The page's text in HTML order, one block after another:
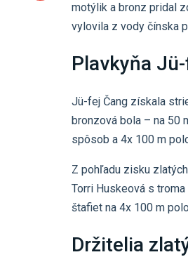
motýlik a bronz pridal
vylovila z vody čínska
Plavkyňa
Jü-fej Čang získala
bronzová bola – na 50
spôsob a 4x 100 m
Z pohľadu zisku
Torri Huskeová s
štafiet na 4x 100 m
Držitelia